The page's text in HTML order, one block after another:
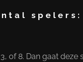
spelers:
of 8. Dan gaat deze